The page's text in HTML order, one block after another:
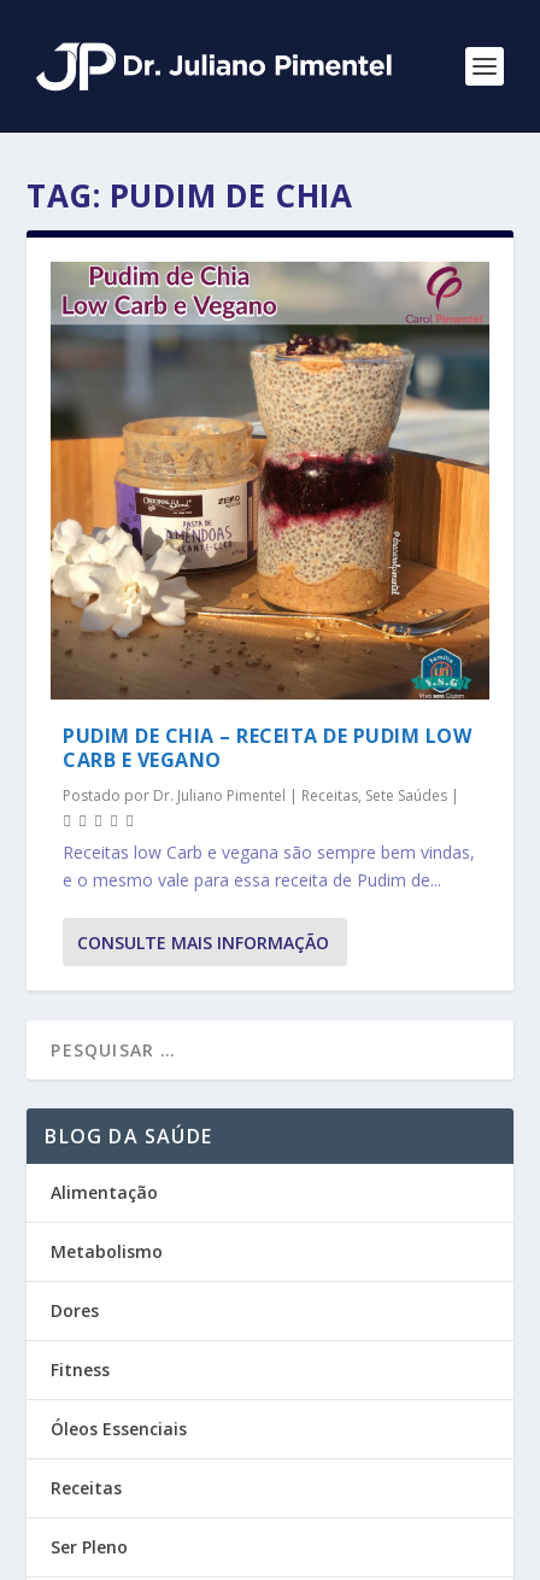
TAG: PUDIM DE CHIA
PUDIM DE CHIA – RECEITA DE PUDIM LOW
CARB E VEGANO
Postado por Dr. Juliano Pimentel | Receitas, Sete Saúdes |
Receitas low Carb e vegana são sempre bem vindas,
e o mesmo vale para essa receita de Pudim de...
CONSULTE MAIS INFORMAÇÃO
BLOG DA SAÚDE
Alimentação
Metabolismo
Dores
Fitness
Óleos Essenciais
Receitas
Ser Pleno